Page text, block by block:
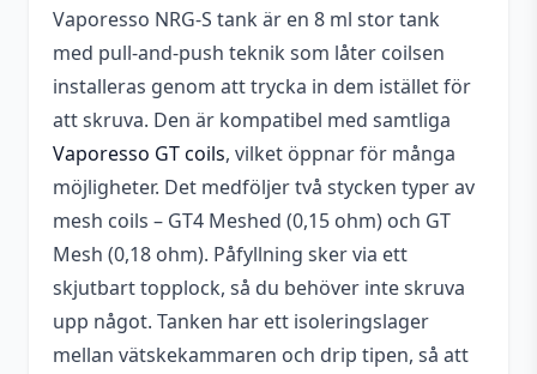
Vaporesso NRG-S tank är en 8 ml stor tank
med pull-and-push teknik som låter coilsen
installeras genom att trycka in dem istället för
att skruva. Den är kompatibel med samtliga
Vaporesso GT coils, vilket öppnar för många
möjligheter. Det medföljer två stycken typer av
mesh coils – GT4 Meshed (0,15 ohm) och GT
Mesh (0,18 ohm). Påfyllning sker via ett
skjutbart topplock, så du behöver inte skruva
upp något. Tanken har ett isoleringslager
mellan vätskekammaren och drip tipen, så att
Tillverkare
Vaporesso
Temperaturkontroll
Skärm
2" TFT Färgskärm
Påfyllningsmetod
Toppfyllning (top fill)
Utbytbart
munstycke
Ja
MTL/DL
DTL
Lägsta ohm
0,03 ohm